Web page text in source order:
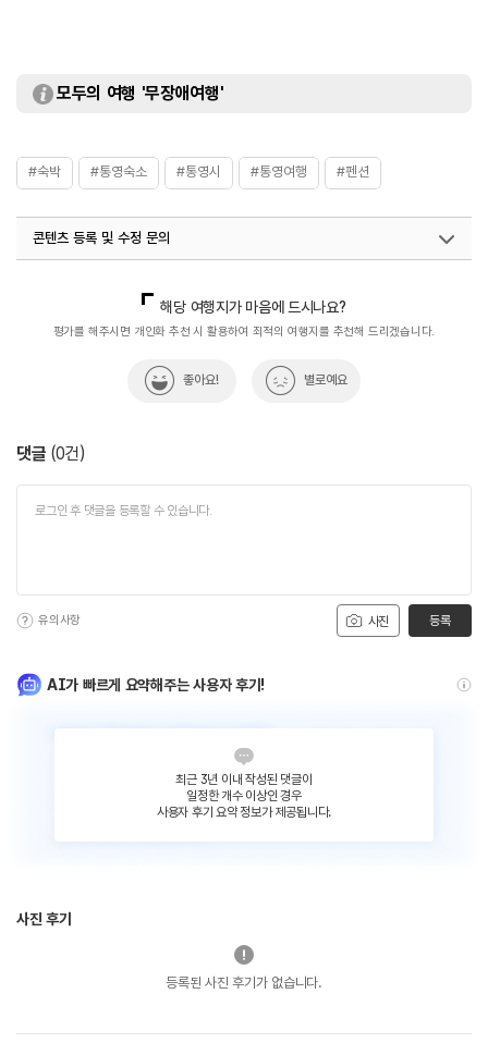
모두의 여행 '무장애여행'
#숙박 #통영숙소 #통영시 #통영여행 #펜션
콘텐츠 등록 및 수정 문의
해당 여행지가 마음에 드시나요?
평가를 해주시면 개인화 추천 시 활용하여 최적의 여행지를 추천해 드리겠습니다.
좋아요! 별로예요
댓글 (0건)
사진
유의사항 등록
AI가 빠르게 요약해주는 사용자 후기!
최근 3년 이내 작성된 댓글이
일정한 개수 이상인 경우
사용자 후기 요약 정보가 제공됩니다.
사진 후기
등록된 사진 후기가 없습니다.